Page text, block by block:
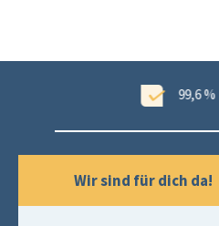
99,6 %
Wir sind für dich da!